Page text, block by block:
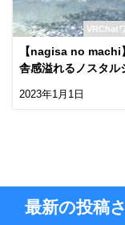
VRChat
【nagisa no machi
舎感溢れるノスタル
2023年1月1日
最新の投稿